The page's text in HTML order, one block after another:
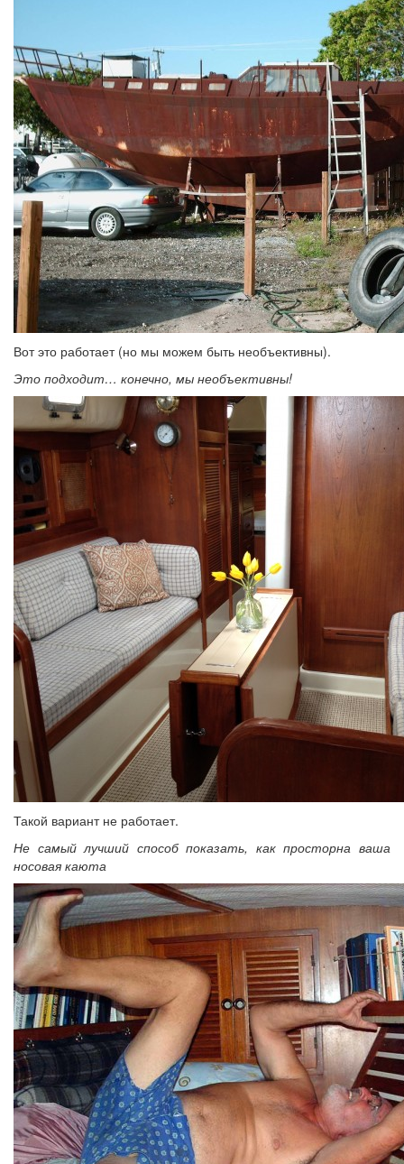
Вот это работает (но мы можем быть необъективны).
Это подходит… конечно, мы необъективны!
Такой вариант не работает.
Не самый лучший способ показать, как просторна ваша
носовая каюта